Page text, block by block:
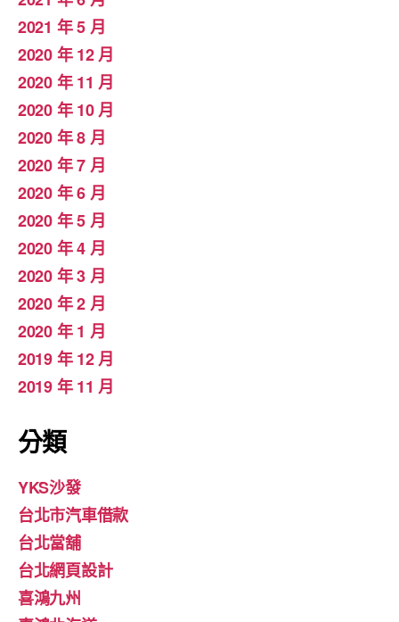
2021 年 5 月
2020 年 12 月
2020 年 11 月
2020 年 10 月
2020 年 8 月
2020 年 7 月
2020 年 6 月
2020 年 5 月
2020 年 4 月
2020 年 3 月
2020 年 2 月
2020 年 1 月
2019 年 12 月
2019 年 11 月
分類
YKS沙發
台北市汽車借款
台北當舖
台北網頁設計
喜鴻九州